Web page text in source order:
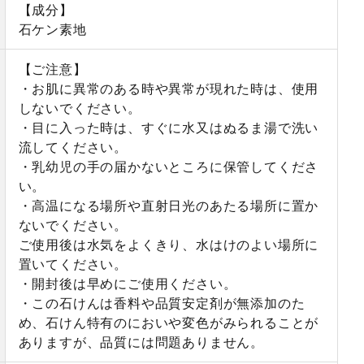
【成分】
石ケン素地
【ご注意】
・お肌に異常のある時や異常が現れた時は、使用
しないでください。
・目に入った時は、すぐに水又はぬるま湯で洗い
流してください。
・乳幼児の手の届かないところに保管してくださ
い。
・高温になる場所や直射日光のあたる場所に置か
ないでください。
ご使用後は水気をよくきり、水はけのよい場所に
置いてください。
・開封後は早めにご使用ください。
・この石けんは香料や品質安定剤が無添加のた
め、石けん特有のにおいや変色がみられることが
ありますが、品質には問題ありません。